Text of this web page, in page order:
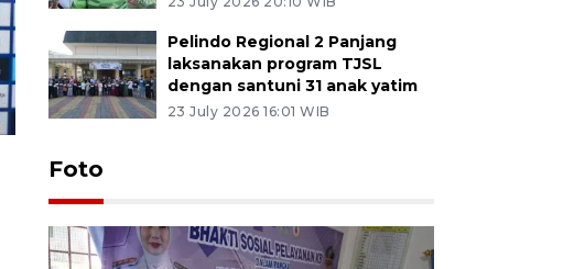
Pelindo Regional 2 Panjang
laksanakan program TJSL
dengan santuni 31 anak yatim
23 July 2026 16:01 WIB
Foto